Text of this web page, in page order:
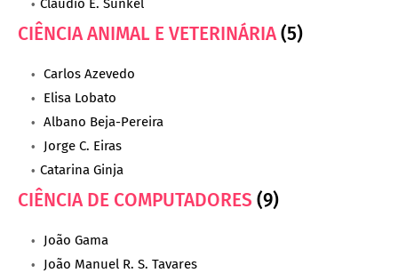
Claudio E. Sunkel
CIÊNCIA ANIMAL E VETERINÁRIA(5)
Carlos Azevedo
Elisa Lobato
Albano Beja-Pereira
Jorge C. Eiras
Catarina Ginja
CIÊNCIA DE COMPUTADORES (9)
João Gama
João Manuel R. S. Tavares